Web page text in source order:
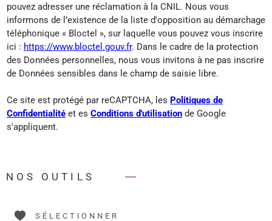
pouvez adresser une réclamation à la CNIL. Nous vous
informons de l’existence de la liste d'opposition au démarchage
téléphonique « Bloctel », sur laquelle vous pouvez vous inscrire
ici : https://www.bloctel.gouv.fr. Dans le cadre de la protection
des Données personnelles, nous vous invitons à ne pas inscrire
de Données sensibles dans le champ de saisie libre.
Ce site est protégé par reCAPTCHA, les Politiques de
Confidentialité et es Conditions d'utilisation de Google
s'appliquent.
NOS OUTILS
SÉLECTIONNER